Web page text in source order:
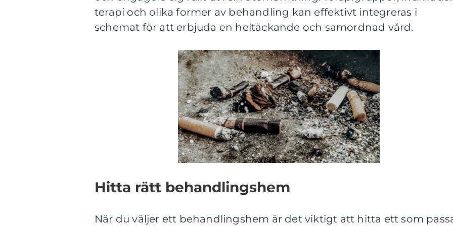
terapi och olika former av behandling kan effektivt integreras i
schemat för att erbjuda en heltäckande och samordnad vård.
Hitta rätt behandlingshem
När du väljer ett behandlingshem är det viktigt att hitta ett som